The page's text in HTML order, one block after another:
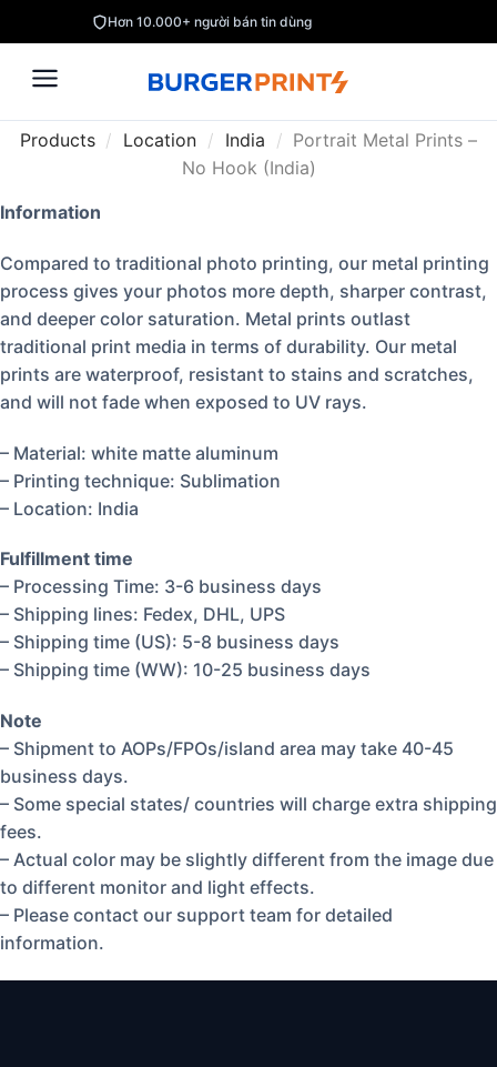
Hơn 10.000+ người bán tin dùng
Products / Location / India / Portrait Metal Prints –
No Hook (India)
Information
Compared to traditional photo printing, our metal printing
process gives your photos more depth, sharper contrast,
and deeper color saturation. Metal prints outlast
traditional print media in terms of durability. Our metal
prints are waterproof, resistant to stains and scratches,
and will not fade when exposed to UV rays.
– Material: white matte aluminum
– Printing technique: Sublimation
– Location: India
Fulfillment time
– Processing Time: 3-6 business days
– Shipping lines: Fedex, DHL, UPS
– Shipping time (US): 5-8 business days
– Shipping time (WW): 10-25 business days
Note
– Shipment to AOPs/FPOs/island area may take 40-45
business days.
– Some special states/ countries will charge extra shipping
fees.
– Actual color may be slightly different from the image due
to different monitor and light effects.
– Please contact our support team for detailed
information.